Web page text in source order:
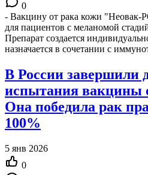
0
- Вакцину от рака кожи
для пациентов с меланомой
Препарат создается
назначается в сочетании с
В России завершили
испытания вакцины
Она победила рак
100%
5 янв 2026
0